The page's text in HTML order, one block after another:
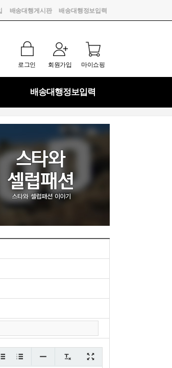
배송대행게시판 배송대행정보입력
로그인 회원가입 마이쇼핑
배송대행정보입력